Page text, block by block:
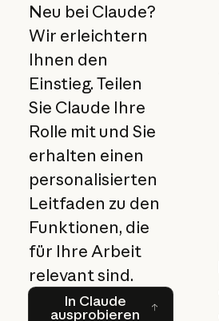
Neu bei Claude?
Wir erleichtern
Ihnen den
Einstieg. Teilen
Sie Claude Ihre
Rolle mit und Sie
erhalten einen
personalisierten
Leitfaden zu den
Funktionen, die
für Ihre Arbeit
relevant sind.
In Claude
ausprobieren
In Claude